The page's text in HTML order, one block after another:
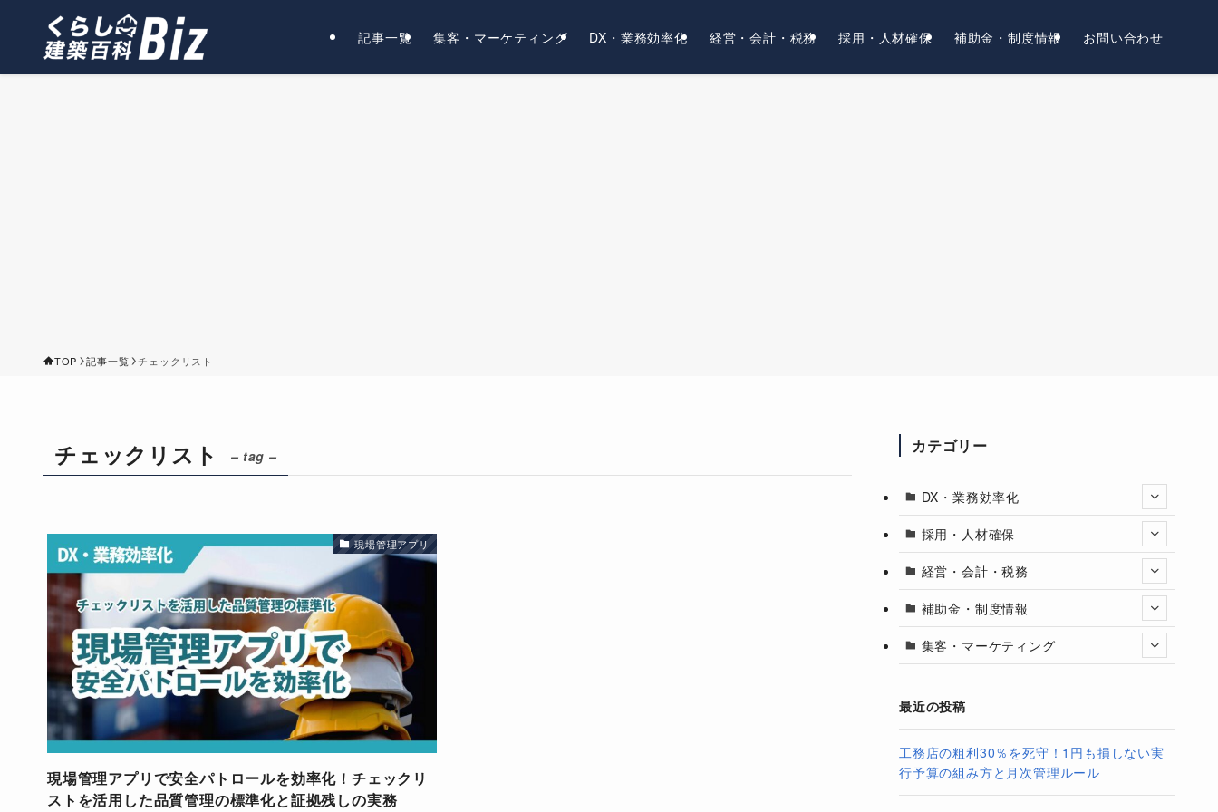
記事一覧 集客・マーケティング DX・業務効率化 経営・会計・税務 採用・人材確保 補助金・制度情報 お問い合わせ
TOP 記事一覧 チェックリスト
チェックリスト – tag –
現場管理アプリ
現場管理アプリで安全パトロールを効率化！チェックリ
ストを活用した品質管理の標準化と証拠残しの実務
カテゴリー
DX・業務効率化
採用・人材確保
経営・会計・税務
補助金・制度情報
集客・マーケティング
最近の投稿
工務店の粗利30％を死守！1円も損しない実
行予算の組み方と月次管理ルール